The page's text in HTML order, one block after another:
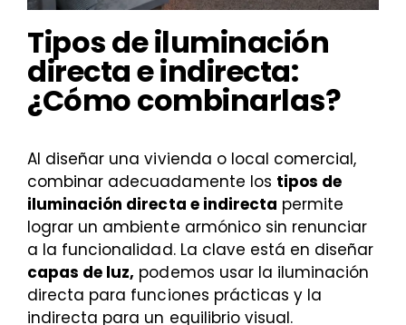
Tipos de iluminación
directa e indirecta:
¿Cómo combinarlas?
Al diseñar una vivienda o local comercial,
combinar adecuadamente los tipos de
iluminación directa e indirecta permite
lograr un ambiente armónico sin renunciar
a la funcionalidad. La clave está en diseñar
capas de luz, podemos usar la iluminación
directa para funciones prácticas y la
indirecta para un equilibrio visual.